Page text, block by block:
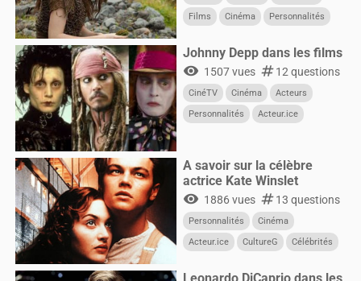
Films
Cinéma Personnalités
Johnny Depp dans les films
visibility 1507 vues numbers12 questions
CinéTV Cinéma
Acteurs
Personnalités
Acteur.ice
A savoir sur la célèbre
actrice Kate Winslet
visibility 1886 vues numbers13 questions
Personnalités
Cinéma
Acteur.ice
CultureG
Célébrités